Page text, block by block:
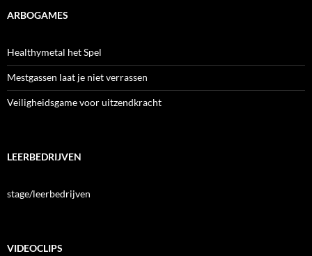
ARBOGAMES
Healthymetal het Spel
Mestgassen laat je niet verrassen
Veiligheidsgame voor uitzendkracht
LEERBEDRIJVEN
stage/leerbedrijven
VIDEOCLIPS